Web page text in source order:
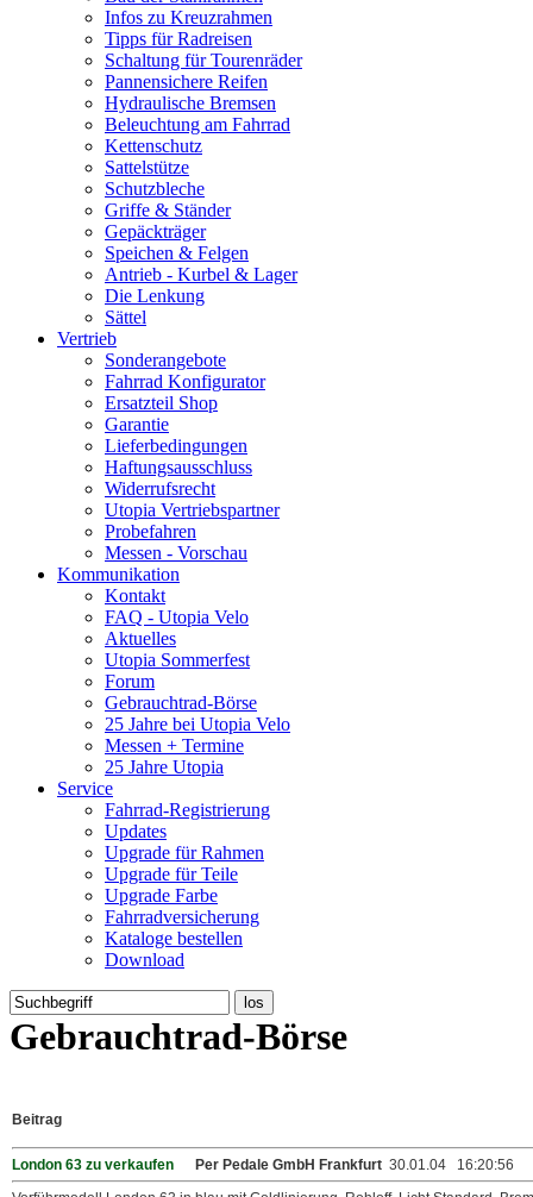
Infos zu Kreuzrahmen
Tipps für Radreisen
Schaltung für Tourenräder
Pannensichere Reifen
Hydraulische Bremsen
Beleuchtung am Fahrrad
Kettenschutz
Sattelstütze
Schutzbleche
Griffe & Ständer
Gepäckträger
Speichen & Felgen
Antrieb - Kurbel & Lager
Die Lenkung
Sättel
Vertrieb
Sonderangebote
Fahrrad Konfigurator
Ersatzteil Shop
Garantie
Lieferbedingungen
Haftungsausschluss
Widerrufsrecht
Utopia Vertriebspartner
Probefahren
Messen - Vorschau
Kommunikation
Kontakt
FAQ - Utopia Velo
Aktuelles
Utopia Sommerfest
Forum
Gebrauchtrad-Börse
25 Jahre bei Utopia Velo
Messen + Termine
25 Jahre Utopia
Service
Fahrrad-Registrierung
Updates
Upgrade für Rahmen
Upgrade für Teile
Upgrade Farbe
Fahrradversicherung
Kataloge bestellen
Download
Gebrauchtrad-Börse
Beitrag
London 63 zu verkaufen Per Pedale GmbH Frankfurt 30.01.04 16:20:56